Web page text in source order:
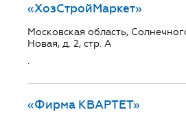
«ХозСтройМаркет»
Московская область,
Новая, д. 2, стр. А
.
«Фирма КВАРТЕТ»